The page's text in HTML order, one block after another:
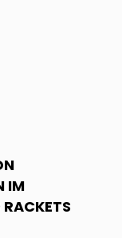
IM